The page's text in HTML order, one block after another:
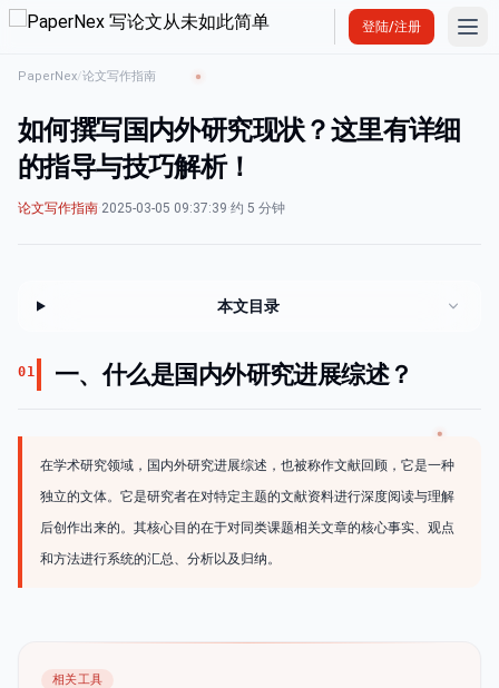
登陆/注册
PaperNex/论文写作指南
如何撰写国内外研究现状？这里有详细
的指导与技巧解析！
论文写作指南·2025-03-05 09:37:39·约 5 分钟
本文目录
01 一、什么是国内外研究进展综述？
在学术研究领域，国内外研究进展综述，也被称作文献回顾，它是一种
独立的文体。它是研究者在对特定主题的文献资料进行深度阅读与理解
后创作出来的。其核心目的在于对同类课题相关文章的核心事实、观点
和方法进行系统的汇总、分析以及归纳。
相关工具